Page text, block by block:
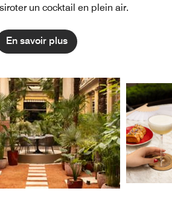
un cocktail en plein air.
En savoir plus